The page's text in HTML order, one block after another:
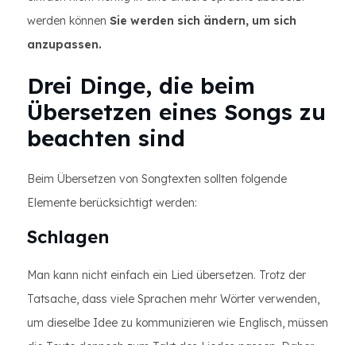
werden können Sie werden sich ändern, um sich
anzupassen.
Drei Dinge, die beim
Übersetzen eines Songs zu
beachten sind
Beim Übersetzen von Songtexten sollten folgende
Elemente berücksichtigt werden:
Schlagen
Man kann nicht einfach ein Lied übersetzen. Trotz der
Tatsache, dass viele Sprachen mehr Wörter verwenden,
um dieselbe Idee zu kommunizieren wie Englisch, müssen